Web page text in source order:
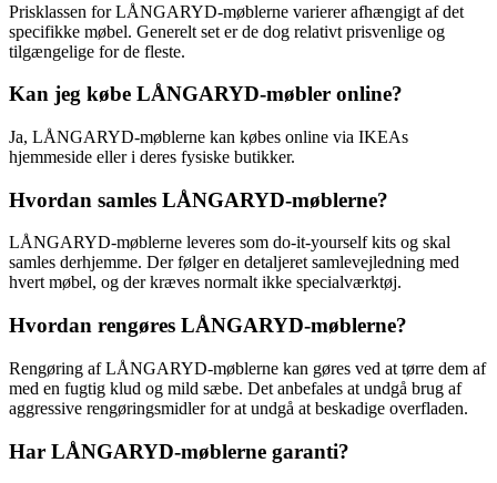
Prisklassen for LÅNGARYD-møblerne varierer afhængigt af det
specifikke møbel. Generelt set er de dog relativt prisvenlige og
tilgængelige for de fleste.
Kan jeg købe LÅNGARYD-møbler online?
Ja, LÅNGARYD-møblerne kan købes online via IKEAs
hjemmeside eller i deres fysiske butikker.
Hvordan samles LÅNGARYD-møblerne?
LÅNGARYD-møblerne leveres som do-it-yourself kits og skal
samles derhjemme. Der følger en detaljeret samlevejledning med
hvert møbel, og der kræves normalt ikke specialværktøj.
Hvordan rengøres LÅNGARYD-møblerne?
Rengøring af LÅNGARYD-møblerne kan gøres ved at tørre dem af
med en fugtig klud og mild sæbe. Det anbefales at undgå brug af
aggressive rengøringsmidler for at undgå at beskadige overfladen.
Har LÅNGARYD-møblerne garanti?